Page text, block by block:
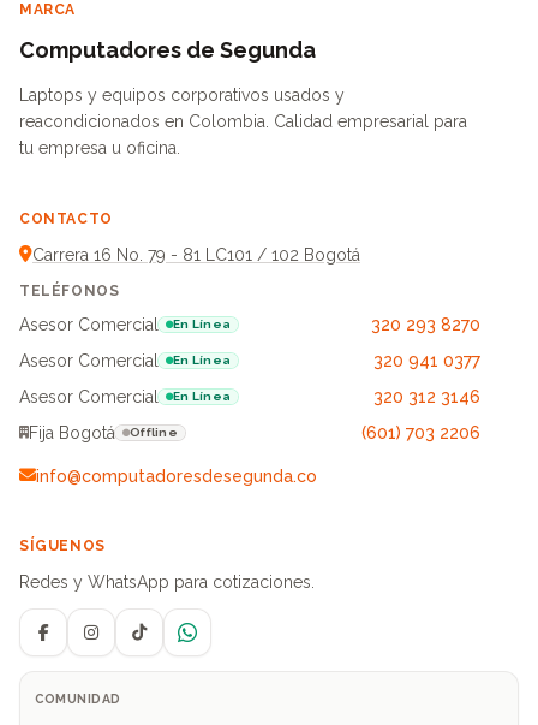
MARCA
Computadores de Segunda
Laptops y equipos corporativos usados y
reacondicionados en Colombia. Calidad empresarial para
tu empresa u oficina.
CONTACTO
Carrera 16 No. 79 - 81 LC101 / 102 Bogotá
TELÉFONOS
Asesor Comercial En Línea
320 293 8270
Asesor Comercial
En Línea
320 941 0377
Asesor Comercial
En Línea
320 312 3146
Fija Bogotá
Offline (601) 703 2206
info@computadoresdesegunda.co
SÍGUENOS
Redes y WhatsApp para cotizaciones.
FacebookInstagramTikTokWhatsApp
COMUNIDAD